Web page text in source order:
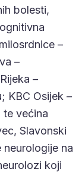
bolesti,
–
–
–
KBC Osijek –
te većina
Slavonski
neurologije na
koji